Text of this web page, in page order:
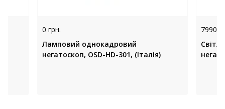
0 грн.
Ламповий однокадровий
негатоскоп, OSD-HD-301, (Італія)
7990